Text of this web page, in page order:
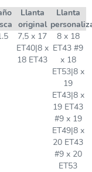
Llanta
original
Llanta
7,5 x 17
ET40|8 x
18 ET43
8 x 18
ET43 #9
x 18
ET53|8 x
19
ET43|8 x
19 ET43
#9 x 19
ET49|8 x
20 ET43
#9 x 20
ET53